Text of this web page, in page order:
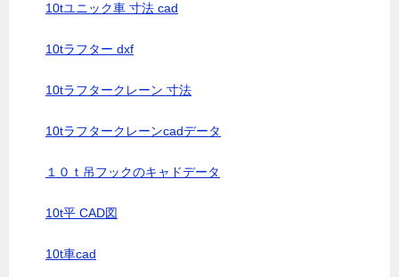
10tユニック車 寸法 cad
10tラフター dxf
10tラフタークレーン 寸法
10tラフタークレーンcadデータ
１０ｔ吊フックのキャドデータ
10t平 CAD図
10t車cad